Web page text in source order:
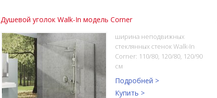
Душевой уголок Walk-In модель Corner
ширина неподвижных
стеклянных стенок Walk-In
Corner: 110/80, 120/80, 120/90
см
Подробней >
Купить >